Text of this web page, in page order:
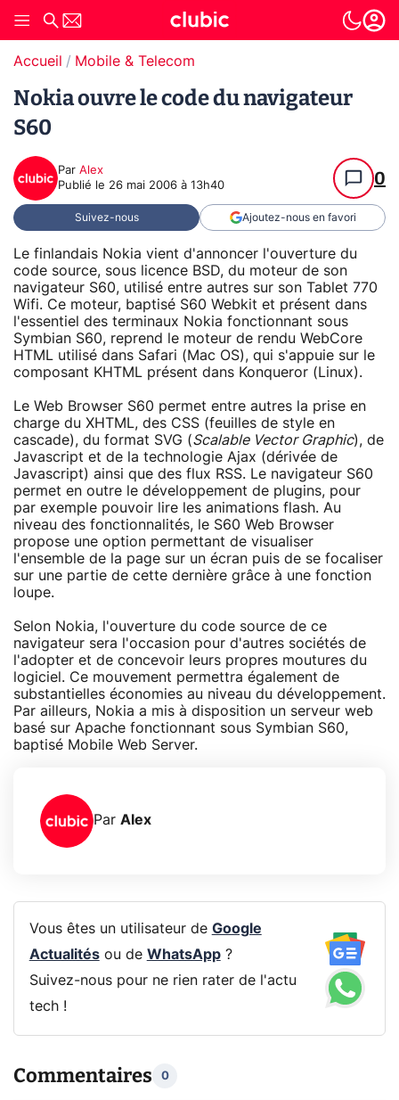
Accueil Mobile & Telecom
Nokia ouvre le code du navigateur
S60
Par Alex
Publié le 26 mai 2006 à 13h40 0
Suivez-nous Ajoutez-nous en favori
Le finlandais Nokia vient d'annoncer l'ouverture du
code source, sous licence BSD, du moteur de son
navigateur S60, utilisé entre autres sur son Tablet 770
Wifi. Ce moteur, baptisé S60 Webkit et présent dans
l'essentiel des terminaux Nokia fonctionnant sous
Symbian S60, reprend le moteur de rendu WebCore
HTML utilisé dans Safari (Mac OS), qui s'appuie sur le
composant KHTML présent dans Konqueror (Linux).
Le Web Browser S60 permet entre autres la prise en
charge du XHTML, des CSS (feuilles de style en
cascade), du format SVG (Scalable Vector Graphic), de
Javascript et de la technologie Ajax (dérivée de
Javascript) ainsi que des flux RSS. Le navigateur S60
permet en outre le développement de plugins, pour
par exemple pouvoir lire les animations flash. Au
niveau des fonctionnalités, le S60 Web Browser
propose une option permettant de visualiser
l'ensemble de la page sur un écran puis de se focaliser
sur une partie de cette dernière grâce à une fonction
loupe.
Selon Nokia, l'ouverture du code source de ce
navigateur sera l'occasion pour d'autres sociétés de
l'adopter et de concevoir leurs propres moutures du
logiciel. Ce mouvement permettra également de
substantielles économies au niveau du développement.
Par ailleurs, Nokia a mis à disposition un serveur web
basé sur Apache fonctionnant sous Symbian S60,
baptisé Mobile Web Server.
Par Alex
Vous êtes un utilisateur de Google
Actualitésou de WhatsApp?
Suivez-nous pour ne rien rater de l'actu
tech !
Commentaires 0